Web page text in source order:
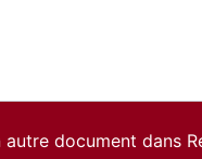
document dans